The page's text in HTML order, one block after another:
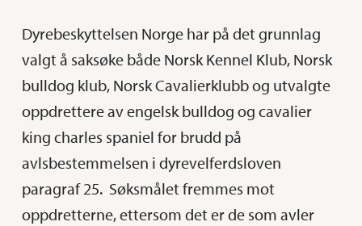
Dyrebeskyttelsen Norge har på det grunnlag
valgt å saksøke både Norsk Kennel Klub, Norsk
bulldog klub, Norsk Cavalierklubb og utvalgte
oppdrettere av engelsk bulldog og cavalier
king charles spaniel for brudd på
avlsbestemmelsen i dyrevelferdsloven
paragraf 25. Søksmålet fremmes mot
oppdretterne, ettersom det er de som avler